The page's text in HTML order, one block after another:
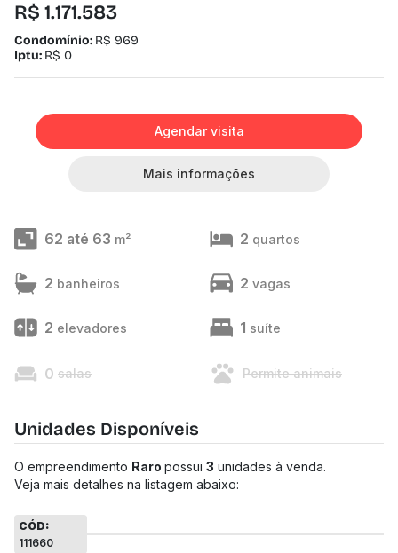
R$ 1.171.583
Condomínio: R$ 969
Iptu: R$ 0
Agendar visita
Mais informações
62 até 63 m² 2 quartos
2 banheiros 2 vagas
2 elevadores 1 suíte
0 salas Permite animais
Unidades Disponíveis
O empreendimento Raro possui 3 unidades à venda.
Veja mais detalhes na listagem abaixo:
CÓD:
111660